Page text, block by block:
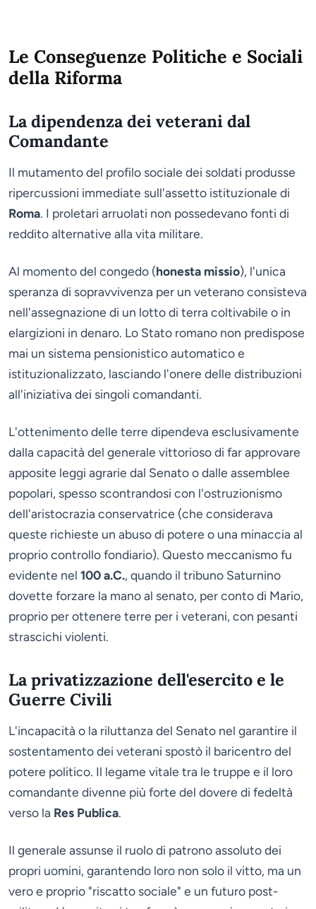
Le Conseguenze Politiche e Sociali
della Riforma
La dipendenza dei veterani dal
Comandante
Il mutamento del profilo sociale dei soldati produsse
ripercussioni immediate sull'assetto istituzionale di
Roma. I proletari arruolati non possedevano fonti di
reddito alternative alla vita militare.
Al momento del congedo (honesta missio), l'unica
speranza di sopravvivenza per un veterano consisteva
nell'assegnazione di un lotto di terra coltivabile o in
elargizioni in denaro. Lo Stato romano non predispose
mai un sistema pensionistico automatico e
istituzionalizzato, lasciando l'onere delle distribuzioni
all'iniziativa dei singoli comandanti.
L'ottenimento delle terre dipendeva esclusivamente
dalla capacità del generale vittorioso di far approvare
apposite leggi agrarie dal Senato o dalle assemblee
popolari, spesso scontrandosi con l'ostruzionismo
dell'aristocrazia conservatrice (che considerava
queste richieste un abuso di potere o una minaccia al
proprio controllo fondiario). Questo meccanismo fu
evidente nel 100 a.C., quando il tribuno Saturnino
dovette forzare la mano al senato, per conto di Mario,
proprio per ottenere terre per i veterani, con pesanti
strascichi violenti.
La privatizzazione dell'esercito e le
Guerre Civili
L'incapacità o la riluttanza del Senato nel garantire il
sostentamento dei veterani spostò il baricentro del
potere politico. Il legame vitale tra le truppe e il loro
comandante divenne più forte del dovere di fedeltà
verso la Res Publica.
Il generale assunse il ruolo di patrono assoluto dei
propri uomini, garantendo loro non solo il vitto, ma un
vero e proprio "riscatto sociale" e un futuro post-